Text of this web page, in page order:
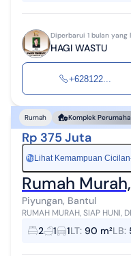
Diperbarui 1 bulan yang
HAGI WASTU
+628122...
Rumah Komplek
Rp 375 Juta
Rp Lihat Kemampuan
Rumah
Piyungan, Bantul
RUMAH MURAH, SIAP HUNI,
Lokasi : Srimartani,
Survei : WASTU PROPERTY ...
2 1 1LT: 90 m²LB: